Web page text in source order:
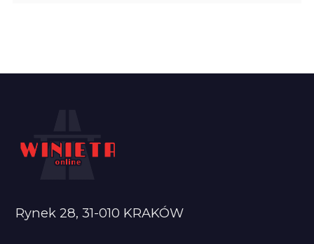
Rynek 28, 31-010 KRAKÓW